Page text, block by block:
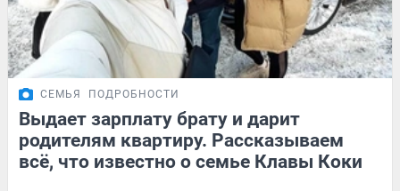
СЕМЬЯ ПОДРОБНОСТИ
Выдает зарплату брату и дарит
родителям квартиру. Рассказываем
всё, что известно о семье Клавы Коки